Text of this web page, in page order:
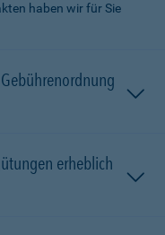
haben wir für Sie
erheblich